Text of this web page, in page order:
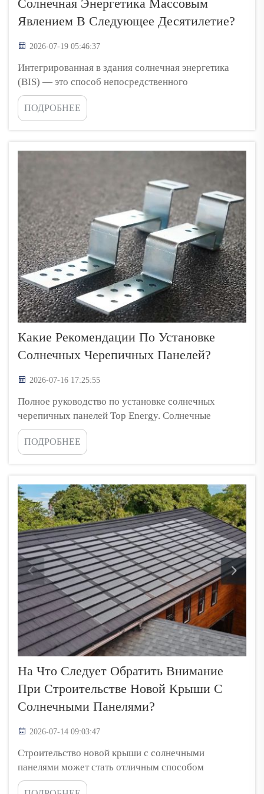
Солнечная Энергетика Массовым
Явлением В Следующее Десятилетие?
2026-07-19 05:46:37
Интегрированная в здания солнечная энергетика
(BIS) — это способ непосредственного
использования солнечной энергии в зданиях.
Вместо установки солнечных панелей на крышах
этот метод предполагает интеграцию солнечных
В течение следующих десяти лет ожидается, что BIS
ПОДРОБНЕЕ
Какие Рекомендации По Установке
Солнечных Черепичных Панелей?
2026-07-16 17:25:55
Полное руководство по установке солнечных
черепичных панелей Top Energy. Солнечные
черепичные панели Top Energy — это
инновационное решение для кровли, объединяющее
функции традиционной черепицы и генерации
производить возобновляемую э...
ПОДРОБНЕЕ
На Что Следует Обратить Внимание
При Строительстве Новой Крыши С
Солнечными Панелями?
2026-07-14 09:03:47
Строительство новой крыши с солнечными
панелями может стать отличным способом
экономии энергии и денег. В Top Energy мы